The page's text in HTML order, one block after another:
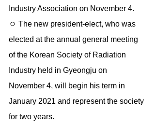
Industry Association on November 4.
ㅇ The new president-elect, who was
elected at the annual general meeting
of the Korean Society of Radiation
Industry held in Gyeongju on
November 4, will begin his term in
January 2021 and represent the society
for two years.